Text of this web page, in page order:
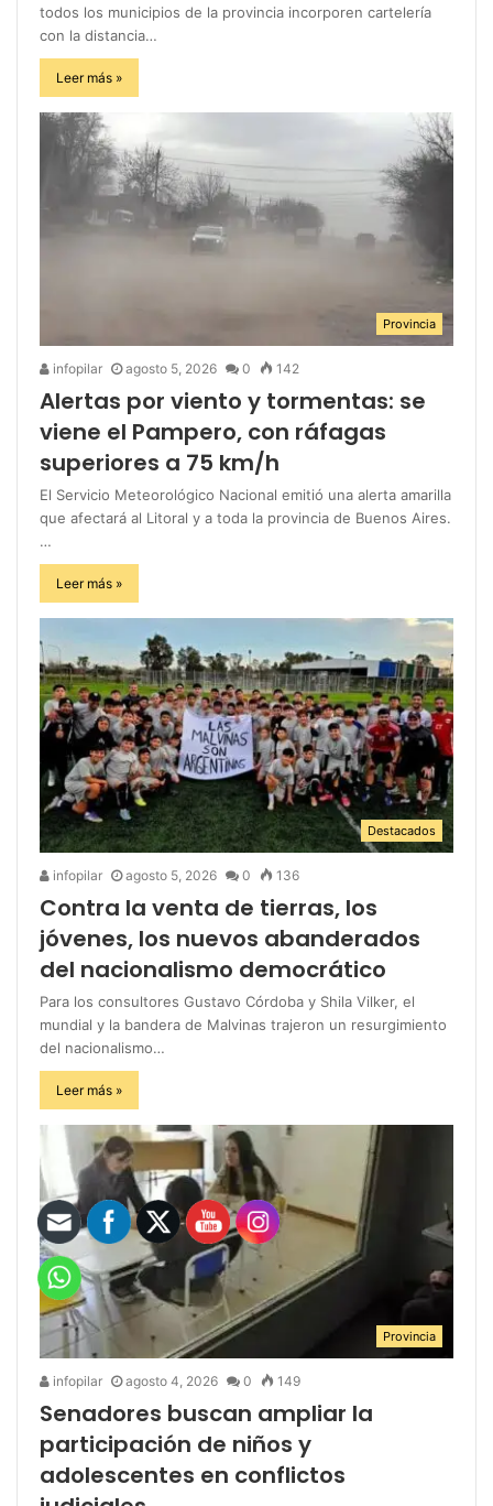
todos los municipios de la provincia incorporen cartelería
con la distancia…
Leer más »
Provincia
infopilar agosto 5, 2026 0 142
Alertas por viento y tormentas: se
viene el Pampero, con ráfagas
superiores a 75 km/h
El Servicio Meteorológico Nacional emitió una alerta amarilla
que afectará al Litoral y a toda la provincia de Buenos Aires.
…
Leer más »
Destacados
infopilar agosto 5, 2026 0 136
Contra la venta de tierras, los
jóvenes, los nuevos abanderados
del nacionalismo democrático
Para los consultores Gustavo Córdoba y Shila Vilker, el
mundial y la bandera de Malvinas trajeron un resurgimiento
del nacionalismo…
Leer más »
Provincia
infopilar agosto 4, 2026 0 149
Senadores buscan ampliar la
participación de niños y
adolescentes en conflictos